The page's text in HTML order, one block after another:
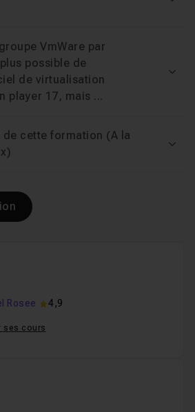
Rosee 4,9
ses cours
VmWare par
possible de
de virtualisation
player 17, mais ...
de cette formation (A la